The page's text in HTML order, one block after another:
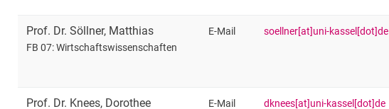
Prof. Dr.Söllner, Matthias
FB 07: Wirtschaftswissenschaften
E-Mail soellner[at]uni-kassel[dot]de
Prof. Dr. Knees, Dorothee E-Mail dknees[at]uni-kassel[dot]de